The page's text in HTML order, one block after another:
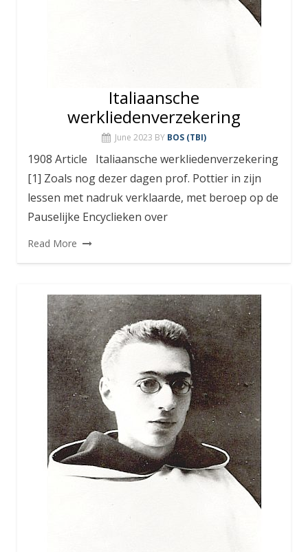
Italiaansche
werkliedenverzekering
June 2023 BY BOS (TBI)
1908 Article Italiaansche werkliedenverzekering
[1] Zoals nog dezer dagen prof. Pottier in zijn
lessen met nadruk verklaarde, met beroep op de
Pauselijke Encyclieken over
Read More